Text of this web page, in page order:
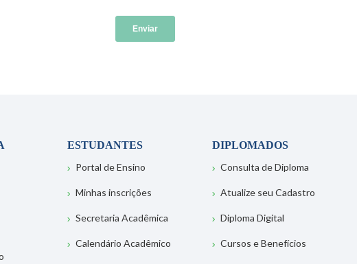
ESTUDANTES
Portal de Ensino
Minhas inscrições
Secretaria Acadêmica
Calendário Acadêmico
DIPLOMADOS
Consulta de Diploma
Atualize seu Cadastro
Diploma Digital
Cursos e Benefícios